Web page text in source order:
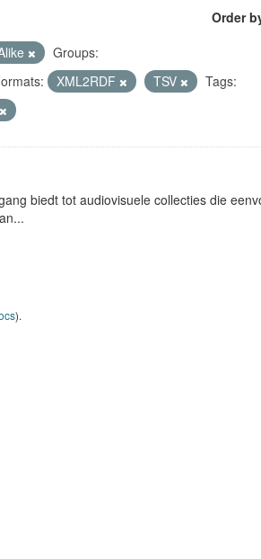
Order
Groups:
XML2RDF TSV
Tags:
biedt tot audiovisuele collecties die
).